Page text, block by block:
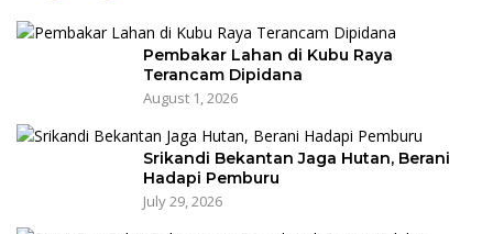
Pembakar Lahan di Kubu Raya
Terancam Dipidana
August 1, 2026
Srikandi Bekantan Jaga Hutan, Berani
Hadapi Pemburu
July 29, 2026